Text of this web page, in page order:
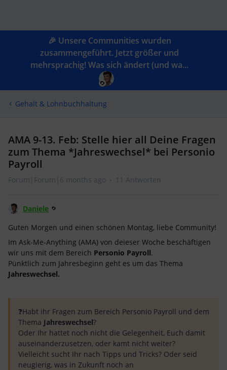
🎉 Unsere Communities wurden
zusammengeführt. Jetzt größer und
mehrsprachig! Was sich ändert (und wa...
Gehalt & Lohnbuchhaltung
AMA 9-13. Feb: Stelle hier all Deine Fragen
zum Thema *Jahreswechsel* bei Personio
Payroll
Forum|Forum|6 months ago 11 Antworten
Daniele
Guten Morgen und einen schönen Montag, liebe Community!
Im Ask-Me-Anything (AMA) von deieser Woche beschäftigen
wir uns mit dem Bereich Personio Payroll.
Pünktlich zum Jahresbeginn geht es um das Thema
Jahreswechsel.
❓Habt ihr Fragen zum Bereich Personio Payroll und dem
Thema Jahreswechsel?
Oder Ihr hattet noch nicht die Gelegenheit, Euch damit
auseinanderzusetzen, oder kamt nicht weiter?
Vielleicht sucht Ihr nach Tipps und Tricks? Oder seid
neugierig, was in Zukunft noch an